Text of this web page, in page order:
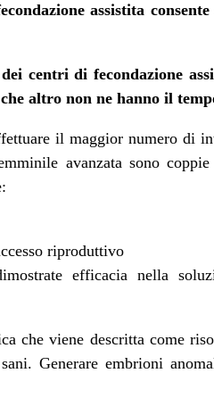
assistita
centri di fecondazione
altro non ne hanno il
il maggior numero di
avanzata sono
riproduttivo
efficacia nella
che viene descritta come
Generare embrioni